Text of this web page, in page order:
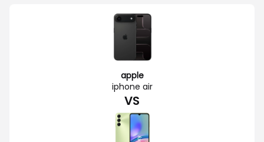
apple
iphone air
VS